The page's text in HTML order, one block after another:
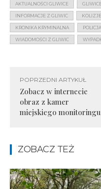
AKTUALNOŚCI GLIWICE
INFORMACJE Z GLIWIC
KRONIKA KRYMINALNA
WIADOMOŚCI Z GLIWIC
POPRZEDNI ARTYKUŁ
Zobacz w internecie
obraz z kamer
miejskiego monitoringu
ZOBACZ TEŻ